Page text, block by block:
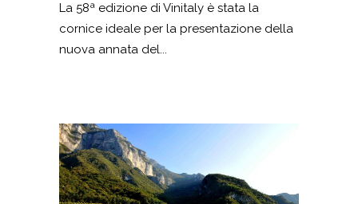
La 58ª edizione di Vinitaly è stata la
cornice ideale per la presentazione della
nuova annata del...